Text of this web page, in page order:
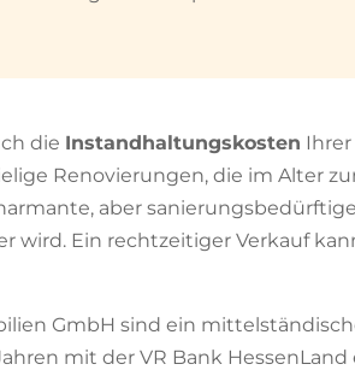
die Instandhaltungskosten
Renovierungen, die im Alter
aber
wird. Ein rechtzeitiger Verkauf
GmbH sind ein
mit der VR Bank